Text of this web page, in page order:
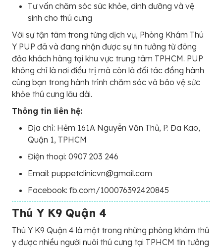
Tư vấn chăm sóc sức khỏe, dinh dưỡng và vệ
sinh cho thú cưng
Với sự tận tâm trong từng dịch vụ, Phòng Khám Thú
Y PUP đã và đang nhận được sự tin tưởng từ đông
đảo khách hàng tại khu vực trung tâm TPHCM. PUP
không chỉ là nơi điều trị mà còn là đối tác đồng hành
cùng bạn trong hành trình chăm sóc và bảo vệ sức
khỏe thú cưng lâu dài.
Thông tin liên hệ:
Địa chỉ: Hẻm 161A Nguyễn Văn Thủ, P. Đa Kao,
Quận 1, TPHCM
Điện thoại: 0907 203 246
Email: puppetclinicvn@gmail.com
Facebook: fb.com/100076392420845
Thú Y K9 Quận 4
Thú Y K9 Quận 4 là một trong những phòng khám thú
y được nhiều người nuôi thú cưng tại TPHCM tin tưởng